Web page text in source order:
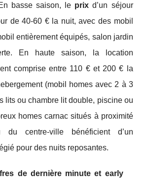
basse saison, le prix d’un séjour
de 40-60 € la nuit, avec des mobil
entièrement équipés, salon jardin
En haute saison, la location
comprise entre 110 € et 200 € la
(mobil homes avec 2 à 3
lits ou chambre lit double, piscine ou
homes carnac situés à proximité
centre-ville bénéficient d’un
pour des nuits reposantes.
de dernière minute et early